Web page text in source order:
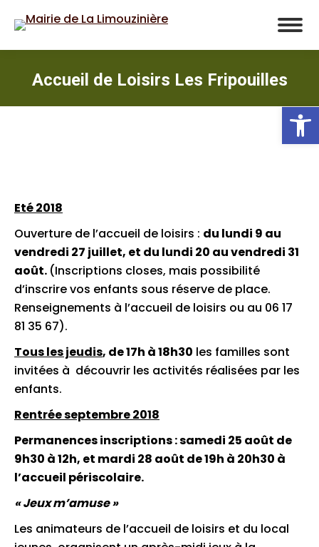
Accueil de Loisirs Les Fripouilles
Eté 2018
Ouverture de l’accueil de loisirs : du lundi 9 au
vendredi 27 juillet, et du lundi 20 au vendredi 31
août. (Inscriptions closes, mais possibilité
d’inscrire vos enfants sous réserve de place.
Renseignements à l’accueil de loisirs ou au 06 17
81 35 67).
Tous les jeudis, de 17h à 18h30 les familles sont
invitées à découvrir les activités réalisées par les
enfants.
Rentrée septembre 2018
Permanences inscriptions : samedi 25 août de
9h30 à 12h, et mardi 28 août de 19h à 20h30 à
l’accueil périscolaire.
« Jeux m’amuse »
Les animateurs de l’accueil de loisirs et du local